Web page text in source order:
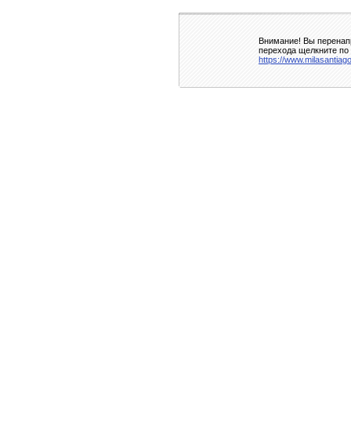
Внимание! Вы
перехода щелкните по
https://